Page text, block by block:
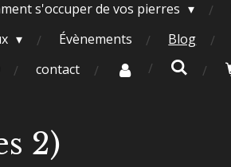
s'occuper de vos pierres
Évènements Blog
contact
2)